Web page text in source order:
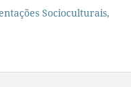
Socioculturais,